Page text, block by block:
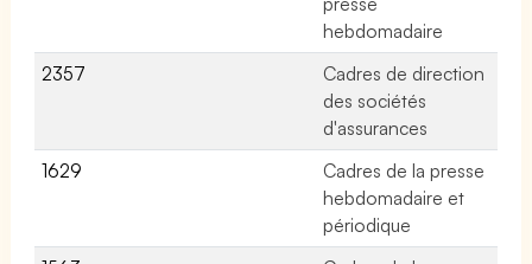
hebdomadaire
2357
Cadres de direction
des sociétés
d'assurances
1629
Cadres de la presse
hebdomadaire et
périodique